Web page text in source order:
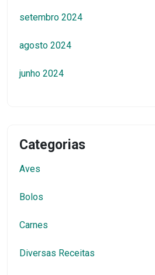
setembro 2024
agosto 2024
junho 2024
Categorias
Aves
Bolos
Carnes
Diversas Receitas